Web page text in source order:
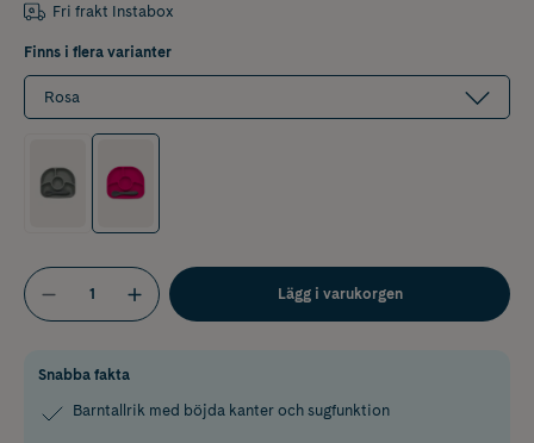
Fri frakt Instabox
Finns i flera varianter
Rosa
Lägg i varukorgen
Snabba fakta
Barntallrik med böjda kanter och sugfunktion